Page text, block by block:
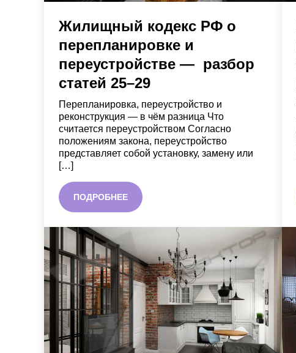
Жилищный кодекс РФ о
перепланировке и
переустройстве — разбор
статей 25–29
Перепланировка, переустройство и
реконструкция — в чём разница Что
считается переустройством Согласно
положениям закона, переустройство
представляет собой установку, замену или
[…]
ПОДРОБНЕЕ